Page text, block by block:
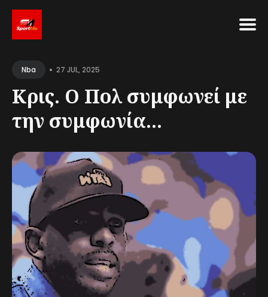
forNba • 27 JUL, 2025
Κρις. Ο Πολ συμφωνεί με
την συμφωνία...